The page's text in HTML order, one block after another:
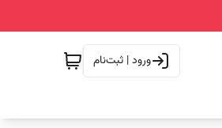
ورود | ثبت‌نام